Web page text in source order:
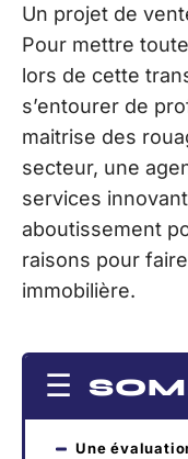
Un projet de
Pour mettre
lors de cette
s’entourer de
maitrise des
secteur, une
services
aboutissement
raisons pour
immobilière.
Une